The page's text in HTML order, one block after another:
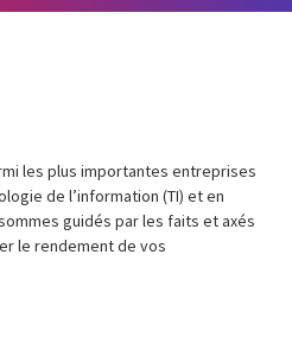
les plus importantes entreprises
de l’information (TI) et en
guidés par les faits et axés
le rendement de vos